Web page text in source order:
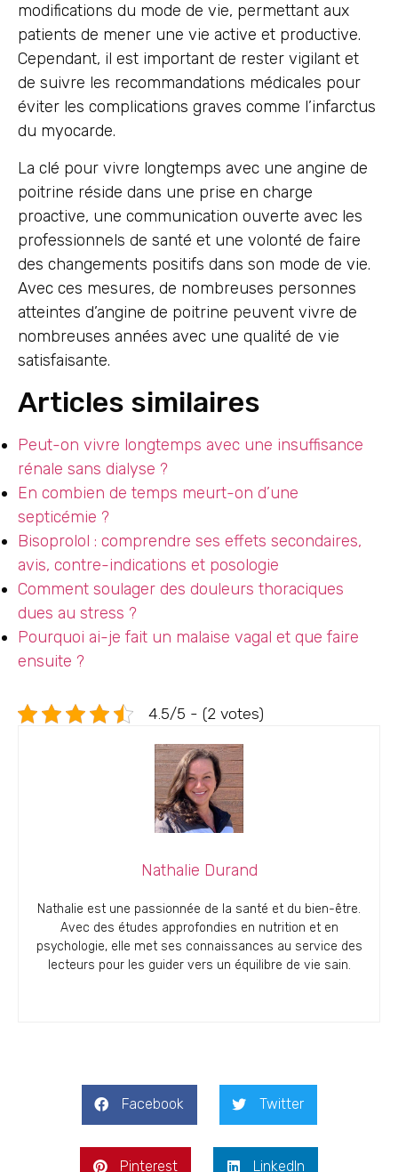
modifications du mode de vie, permettant aux
patients de mener une vie active et productive.
Cependant, il est important de rester vigilant et
de suivre les recommandations médicales pour
éviter les complications graves comme l’infarctus
du myocarde.
La clé pour vivre longtemps avec une angine de
poitrine réside dans une prise en charge
proactive, une communication ouverte avec les
professionnels de santé et une volonté de faire
des changements positifs dans son mode de vie.
Avec ces mesures, de nombreuses personnes
atteintes d’angine de poitrine peuvent vivre de
nombreuses années avec une qualité de vie
satisfaisante.
Articles similaires
Peut-on vivre longtemps avec une insuffisance
rénale sans dialyse ?
En combien de temps meurt-on d’une
septicémie ?
Bisoprolol : comprendre ses effets secondaires,
avis, contre-indications et posologie
Comment soulager des douleurs thoraciques
dues au stress ?
Pourquoi ai-je fait un malaise vagal et que faire
ensuite ?
4.5/5 - (2 votes)
Nathalie Durand
Nathalie est une passionnée de la santé et du bien-être.
Avec des études approfondies en nutrition et en
psychologie, elle met ses connaissances au service des
lecteurs pour les guider vers un équilibre de vie sain.
Facebook Twitter
Pinterest LinkedIn